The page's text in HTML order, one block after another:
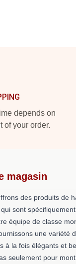
depends on
of your order.
magasin
des produits de
sont
équipe de classe
une variété
à la fois élégants et
seulement pour